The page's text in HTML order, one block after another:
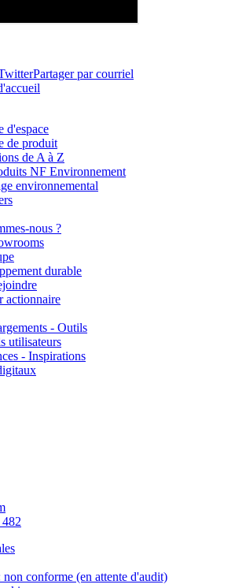
Partager par courriel
d'espace
de produit
de A à Z
NF Environnement
environnemental
nous ?
durable
actionnaire
- Outils
utilisateurs
- Inspirations
conforme (en attente d'audit)